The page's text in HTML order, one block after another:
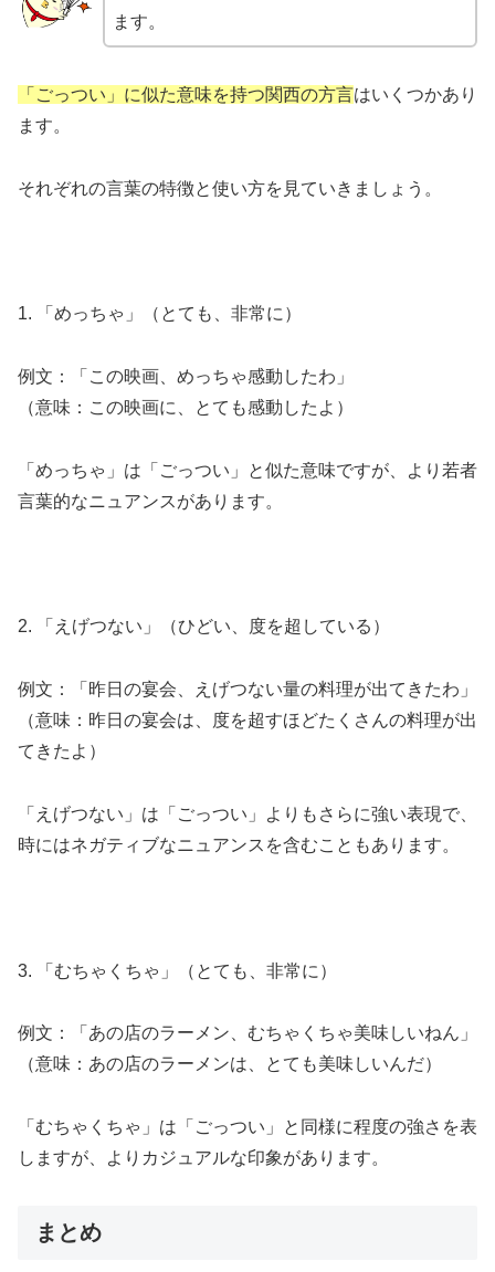
ます。
「ごっつい」に似た意味を持つ関西の方言はいくつかあり
ます。
それぞれの言葉の特徴と使い方を見ていきましょう。
1. 「めっちゃ」（とても、非常に）
例文：「この映画、めっちゃ感動したわ」
（意味：この映画に、とても感動したよ）
「めっちゃ」は「ごっつい」と似た意味ですが、より若者
言葉的なニュアンスがあります。
2. 「えげつない」（ひどい、度を超している）
例文：「昨日の宴会、えげつない量の料理が出てきたわ」
（意味：昨日の宴会は、度を超すほどたくさんの料理が出
てきたよ）
「えげつない」は「ごっつい」よりもさらに強い表現で、
時にはネガティブなニュアンスを含むこともあります。
3. 「むちゃくちゃ」（とても、非常に）
例文：「あの店のラーメン、むちゃくちゃ美味しいねん」
（意味：あの店のラーメンは、とても美味しいんだ）
「むちゃくちゃ」は「ごっつい」と同様に程度の強さを表
しますが、よりカジュアルな印象があります。
まとめ